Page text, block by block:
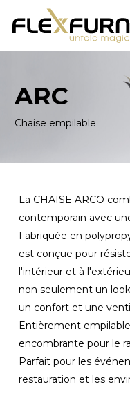
ARC
Chaise empilable
La CHAISE ARCO
contemporain avec
Fabriquée en
est conçue pour
l'intérieur et à
non seulement un
un confort et une
Entièrement
encombrante pour le
Parfait pour les
restauration et les